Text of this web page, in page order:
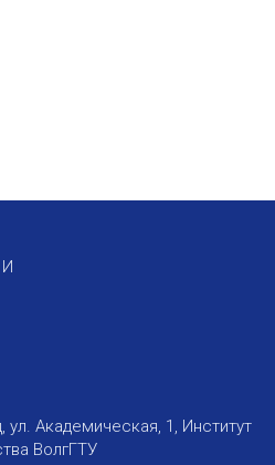
ул. Академическая, 1, Институт
ВолгГТУ